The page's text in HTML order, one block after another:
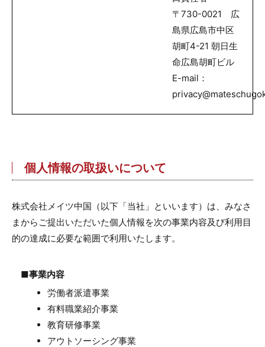
〒730-0021 広
島県広島市中区
胡町4-21 朝日生
命広島胡町ビル
E-mail：
個人情報の取扱いについて
株式会社メイツ中国（以下「当社」といいます）は、みなさ
まからご提出いただいた個人情報を次の事業内容及び利用目
的の達成に必要な範囲で利用いたします。
■事業内容
労働者派遣事業
有料職業紹介事業
教育研修事業
アウトソーシング事業